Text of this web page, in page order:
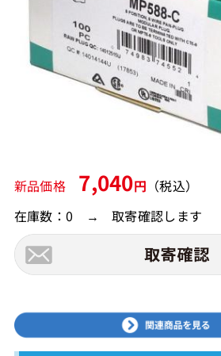
新品価格 7,040円 （税込）
在庫数：0 → 取寄確認します